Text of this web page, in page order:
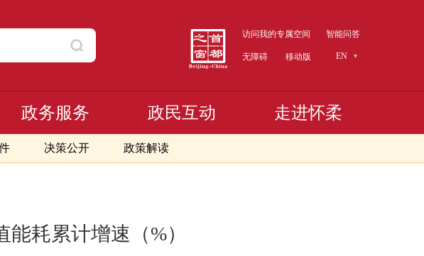
访问我的专属空间 智能问答
无障碍 移动版 EN
决策公开 政策解读
政务服务 政民互动 走进怀柔
耗累计增速（%）